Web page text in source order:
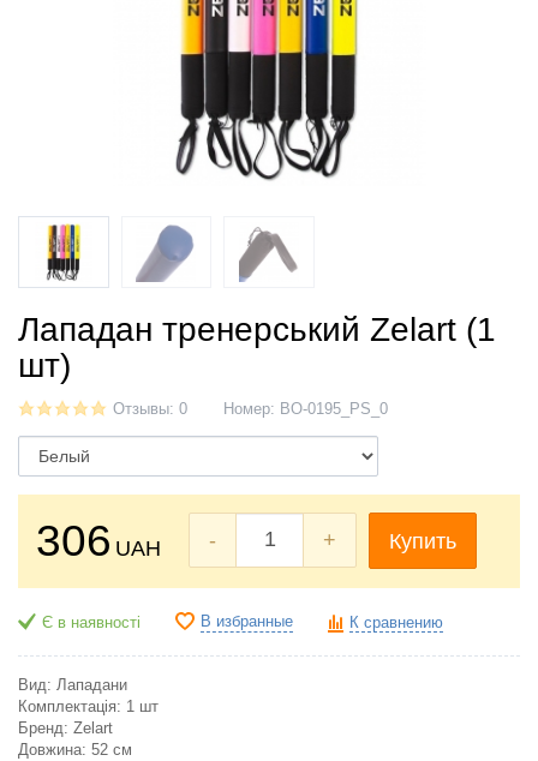
Лападан тренерський Zelart (1
шт)
Отзывы: 0 Номер: BO-0195_PS_0
306 UAH - + Купить
Є в наявності В избранные К сравнению
Вид: Лападани
Комплектація: 1 шт
Бренд: Zelart
Довжина: 52 см